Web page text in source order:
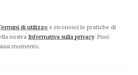
di utilizzo e riconosci le pratiche di
nostra Informativa sulla privacy. Puoi
momento.